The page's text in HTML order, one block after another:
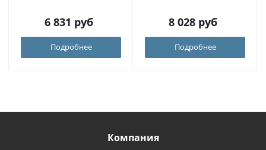
6 831 руб
Подробнее
8 028 руб
Подробнее
Компания